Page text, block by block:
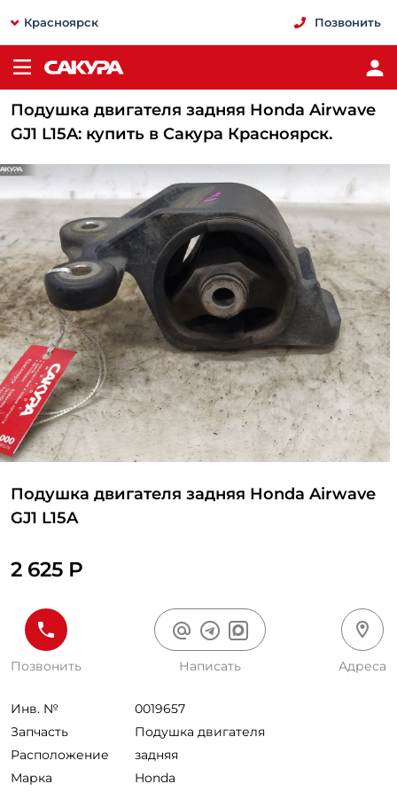
Красноярск Позвонить
Подушка двигателя задняя Honda Airwave
GJ1 L15A: купить в Сакура Красноярск.
Подушка двигателя задняя Honda Airwave
GJ1 L15A
2 625 Р
Позвонить Написать Адреса
Инв. №
0019657
Запчасть
Подушка двигателя
Расположение
задняя
Марка
Honda